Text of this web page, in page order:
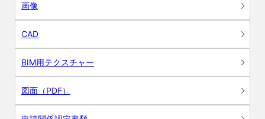
画像
CAD
BIM用テクスチャー
図面（PDF）